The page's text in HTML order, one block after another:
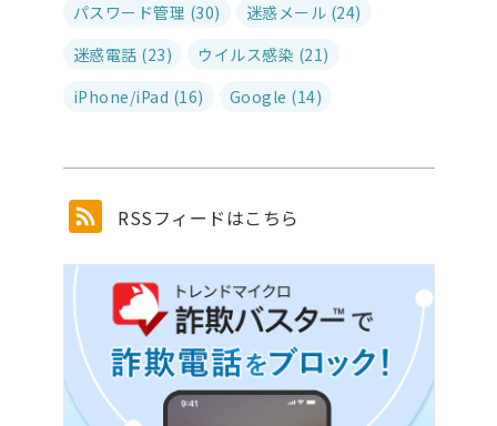
パスワード管理 (30)
迷惑メール (24)
迷惑電話 (23)
ウイルス感染 (21)
iPhone/iPad (16)
Google (14)
RSSフィードはこちら